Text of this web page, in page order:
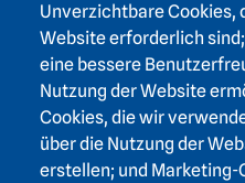
Unverzichtbare Cookies,
Website erforderlich
eine bessere
Nutzung der Website
Cookies, die wir
über die Nutzung der
erstellen; und